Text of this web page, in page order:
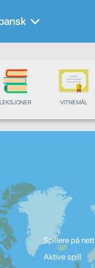
LEKSJONER VITNEMÅL
Spillere på nett
Aktive spill